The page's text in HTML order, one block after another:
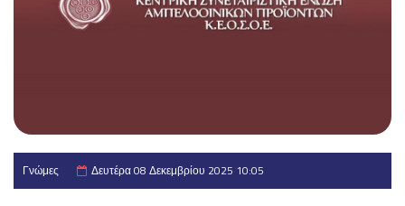
Γνώμες Δευτέρα 08 Δεκεμβρίου 2025 10:05